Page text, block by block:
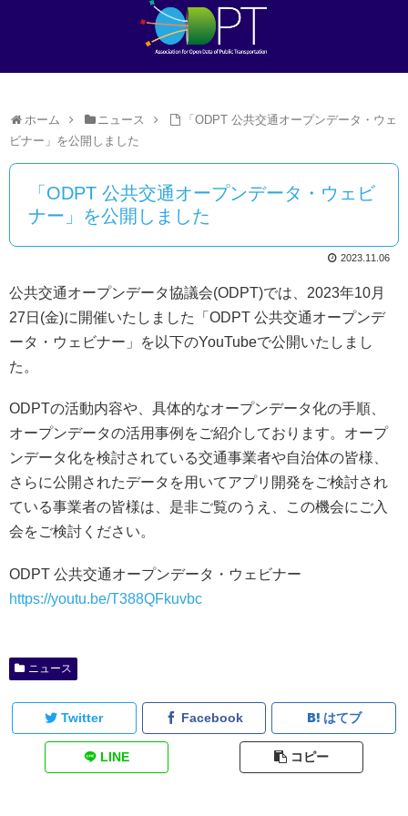
ホーム ニュース
「ODPT 公共交通オープンデータ・ウェ
ビナー」を公開しました
「ODPT 公共交通オープンデータ・ウェビ
ナー」を公開しました
2023.11.06
公共交通オープンデータ協議会(ODPT)では、2023年10月
27日(金)に開催いたしました「ODPT 公共交通オープンデ
ータ・ウェビナー」を以下のYouTubeで公開いたしまし
た。
ODPTの活動内容や、具体的なオープンデータ化の手順、
オープンデータの活用事例をご紹介しております。オープ
ンデータ化を検討されている交通事業者や自治体の皆様、
さらに公開されたデータを用いてアプリ開発をご検討され
ている事業者の皆様は、是非ご覧のうえ、この機会にご入
会をご検討ください。
ODPT 公共交通オープンデータ・ウェビナー
https://youtu.be/T388QFkuvbc
ニュース
Twitter Facebook はてブ
LINE コピー